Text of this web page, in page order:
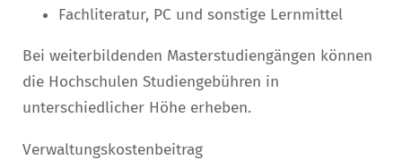
Fachliteratur, PC und sonstige Lernmittel
Bei weiterbildenden Masterstudiengängen können
die Hochschulen Studiengebühren in
unterschiedlicher Höhe erheben.
Verwaltungskostenbeitrag